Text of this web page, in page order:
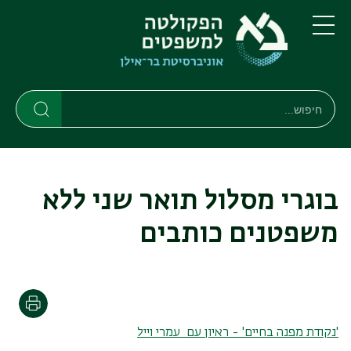
דילוג
לתוכן
העיקרי
דילוג
לתפריט
ניווט
ראשי
תפריט
חיפוש
חיפוש
בוגרי מסלול תואר שני ללא
משפטנים כותבים
'נקודת מפנה בחיים' - ראיון עם עמרי וייל